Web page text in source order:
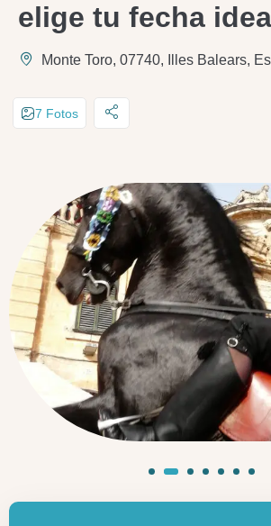
elige tu fecha
Monte Toro, 07740, Illes Balears,
7 Fotos